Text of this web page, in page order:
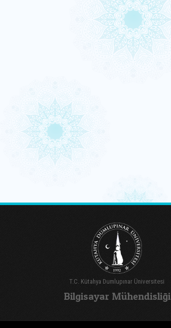
T.C. Kütahya Dumlupınar Üniversitesi
Bilgisayar Mühendisliği